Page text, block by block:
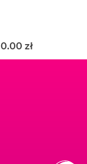
0.00zł